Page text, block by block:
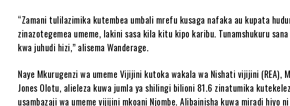
“Zamani tulilazimika kutembea umbali mrefu kusaga nafaka au kupata
zinazotegemea umeme, lakini sasa kila kitu kipo karibu. Tunamshukuru sana
kwa juhudi hizi,” alisema Wanderage.
Naye Mkurugenzi wa umeme Vijijini kutoka wakala wa Nishati vijijini (REA),
Jones Olotu, alieleza kuwa jumla ya shilingi bilioni 81.6 zinatumika
usambazaji wa umeme vijijini mkoani Njombe. Alibainisha kuwa miradi hiyo ni